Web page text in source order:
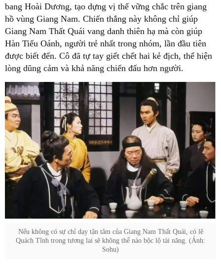
bang Hoài Dương, tạo dựng vị thế vững chắc trên giang
hồ vùng Giang Nam. Chiến thắng này không chỉ giúp
Giang Nam Thất Quái vang danh thiên hạ mà còn giúp
Hàn Tiểu Oánh, người trẻ nhất trong nhóm, lần đầu tiên
được biết đến. Cô đã tự tay giết chết hai kẻ địch, thể hiện
lòng dũng cảm và khả năng chiến đấu hơn người.
Nếu không có sự chỉ dạy tận tâm của Giang Nam Thất Quái, có lẽ
Quách Tĩnh trong tương lai sẽ không thể nào bộc lộ tài năng. (Ảnh:
Sohu)